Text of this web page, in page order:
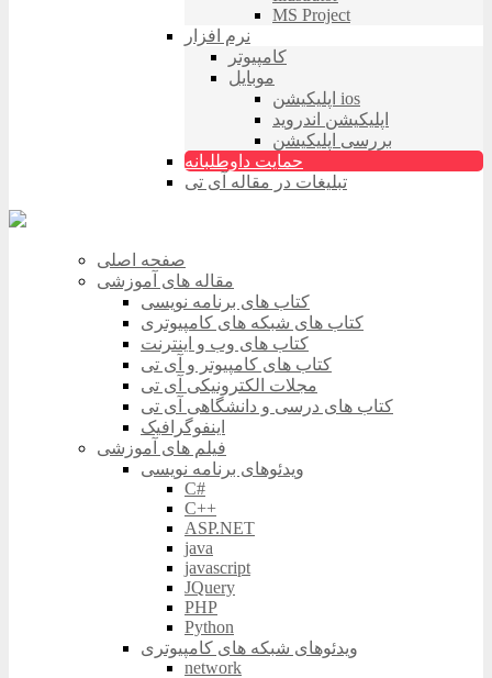
MS Project
نرم افزار
کامپیوتر
موبایل
اپلیکیشن ios
اپلیکیشن اندروید
بررسی اپلیکیشن
حمایت داوطلبانه
تبلیغات در مقاله آی تی
صفحه اصلی
مقاله های آموزشی
کتاب های برنامه نویسی
کتاب های شبکه های کامپیوتری
کتاب های وب و اینترنت
کتاب های کامپیوتر و آی تی
مجلات الکترونیکی آی تی
کتاب های درسی و دانشگاهی آی تی
اینفوگرافیک
فیلم های آموزشی
ویدئوهای برنامه نویسی
C#
C++
ASP.NET
java
javascript
JQuery
PHP
Python
ویدئوهای شبکه های کامپیوتری
network